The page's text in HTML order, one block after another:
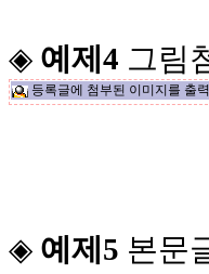
◈ 예제4 그림
등록글에 첨부된 이미지를 출력
◈ 예제5 본문